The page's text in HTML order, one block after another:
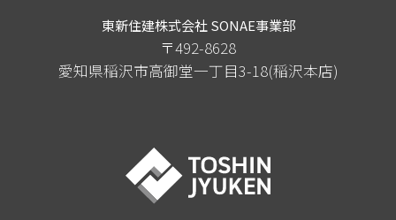
東新住建株式会社 SONAE事業部
〒492-8628
愛知県稲沢市高御堂一丁目3-18(稲沢本店)